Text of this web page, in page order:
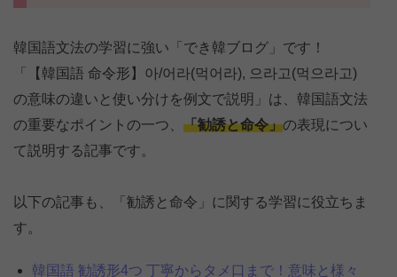
韓国語文法の学習に強い「でき韓ブログ」です！
「【韓国語 命令形】아/어라(먹어라), 으라고(먹으라고)
の意味の違いと使い分けを例文で説明」は、韓国語文法
の重要なポイントの一つ、 「勧誘と命令」の表現につい
て説明する記事です。
以下の記事も、「勧誘と命令」に関する学習に役立ちま
す。
韓国語 勧誘形4つ 丁寧からタメ口まで！意味と様々